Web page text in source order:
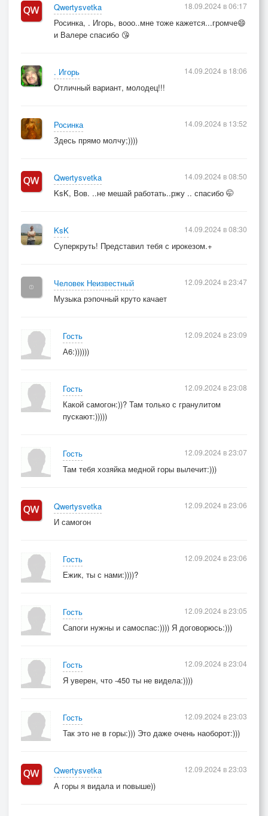
Qwertysvetka
Росинка, . Игорь, вооо..мне тоже кажется...громче😄
и Валере спасибо 😘
18.09.2024 в 06:17
. Игорь
Отличный вариант, молодец!!!
14.09.2024 в 18:06
Росинка
Здесь прямо молчу;))))
14.09.2024 в 13:52
Qwertysvetka
KsK, Вов. ..не мешай работать..ржу .. спасибо 🤭
14.09.2024 в 08:50
KsK
Суперкруть! Представил тебя с ирокезом.+
14.09.2024 в 08:30
Человек Неизвестный
Музыка рэпочный круто качает
12.09.2024 в 23:47
Гость
А6:))))))
12.09.2024 в 23:09
Гость
Какой самогон:))? Там только с гранулитом
пускают:)))))
12.09.2024 в 23:08
Гость
Там тебя хозяйка медной горы вылечит:)))
12.09.2024 в 23:07
Qwertysvetka
И самогон
12.09.2024 в 23:06
Гость
Ежик, ты с нами:))))?
12.09.2024 в 23:06
Гость
Сапоги нужны и самоспас:)))) Я договорюсь:)))
12.09.2024 в 23:05
Гость
Я уверен, что -450 ты не видела:))))
12.09.2024 в 23:04
Гость
Так это не в горы:))) Это даже очень наоборот:)))
12.09.2024 в 23:03
Qwertysvetka
А горы я видала и повыше))
12.09.2024 в 23:03